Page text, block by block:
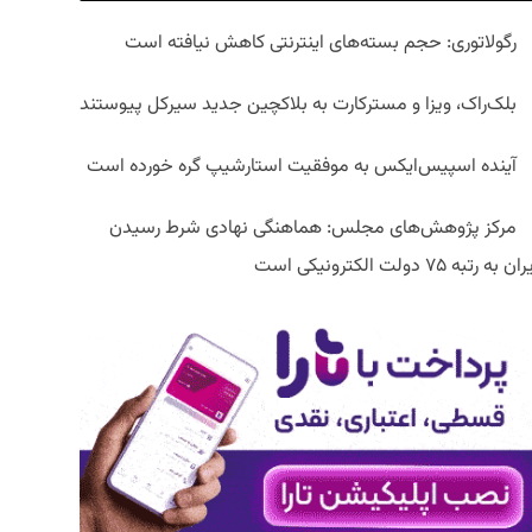
رگولاتوری: حجم بسته‌های اینترنتی کاهش نیافته است
بلک‌راک، ویزا و مسترکارت به بلاکچین جدید سیرکل پیوستند
آینده اسپیس‌ایکس به موفقیت استارشیپ گره خورده است
مرکز پژوهش‌های مجلس: هماهنگی نهادی شرط رسیدن
به رتبه ۷۵ دولت الکترونیکی است